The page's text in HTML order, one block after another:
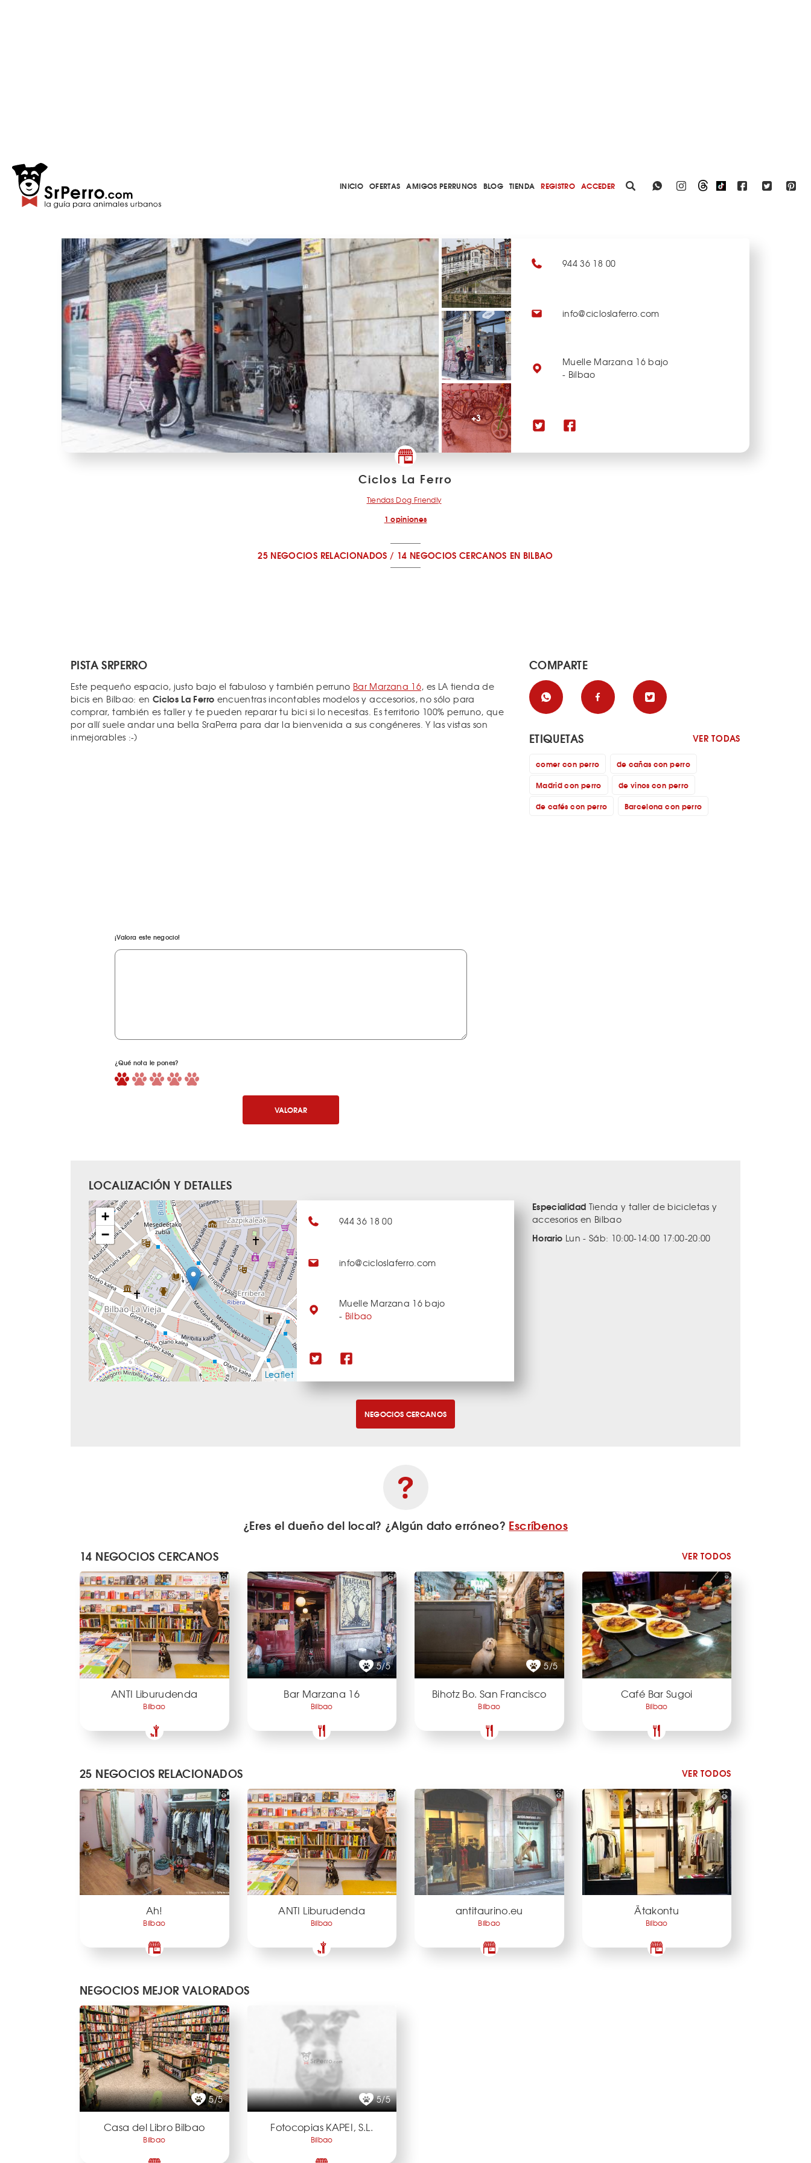
INICIO OFERTAS AMIGOS PERRUNOS BLOG TIENDA REGISTRO ACCEDER
+3
944 36 18 00
info@cicloslaferro.com
Muelle Marzana 16 bajo
- Bilbao
Ciclos La Ferro
Tiendas Dog Friendly
1 opiniones
25 NEGOCIOS RELACIONADOS / 14 NEGOCIOS CERCANOS EN BILBAO
PISTA SRPERRO
Este pequeño espacio, justo bajo el fabuloso y también perruno Bar Marzana 16, es LA tienda de
bicis en Bilbao: en Ciclos La Ferro encuentras incontables modelos y accesorios, no sólo para
comprar, también es taller y te pueden reparar tu bici si lo necesitas. Es territorio 100% perruno, que
por allí suele andar una bella SraPerra para dar la bienvenida a sus congéneres. Y las vistas son
inmejorables :-)
¡Valora este negocio!
¿Qué nota le pones?
VALORAR
COMPARTE
ETIQUETAS VER TODAS
comer con perro
de cañas con perro
Madrid con perro
de vinos con perro
de cafés con perro
Barcelona con perro
LOCALIZACIÓN Y DETALLES
+
−
Leaflet
944 36 18 00
info@cicloslaferro.com
Muelle Marzana 16 bajo
- Bilbao
Especialidad Tienda y taller de bicicletas y
accesorios en Bilbao
Horario Lun - Sáb: 10:00-14:00 17:00-20:00
NEGOCIOS CERCANOS
¿Eres el dueño del local? ¿Algún dato erróneo? Escríbenos
14 NEGOCIOS CERCANOS
VER TODOS
ANTI Liburudenda
Bilbao
5/5
Bar Marzana 16
Bilbao
5/5
Bihotz Bo. San Francisco
Bilbao
Café Bar Sugoi
Bilbao
25 NEGOCIOS RELACIONADOS VER TODOS
Ah!
Bilbao
ANTI Liburudenda
Bilbao
antitaurino.eu
Bilbao
Ätakontu
Bilbao
NEGOCIOS MEJOR VALORADOS
5/5
Casa del Libro Bilbao
Bilbao
5/5
Fotocopias KAPEI, S.L.
Bilbao